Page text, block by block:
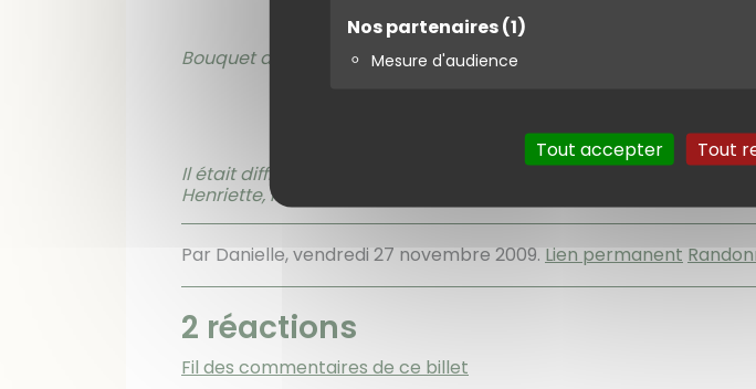
Nos partenaires(1)
Mesure d'audience
Tout accepter Tout
Bouquet de centranthe appelé Bouan-bacon dans la région du
Il était difficile de choisir parmi les photos de Christine, Béatrice,
Henriette, Pierre, Philippe, Thierry et les miennes.
Par Danielle,vendredi 27 novembre 2009. Lien permanent
2 réactions
Fil des commentaires de ce billet